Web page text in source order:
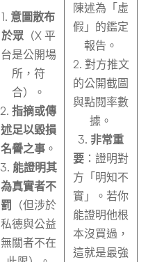
1. 意圖散布
於眾（X 平
台是公開場
所，符
合）。
2. 指摘或傳
述足以毀損
名譽之事。
3. 能證明其
為真實者不
罰 （但涉於
私德與公益
無關者不在
陳述為「虛
假」的鑑定
報告。
2. 對方推文
的公開截圖
與點閱率數
據。
3. 非常重
要 ：證明對
方「明知不
實」。若你
能證明他根
本沒買過，
這就是最強